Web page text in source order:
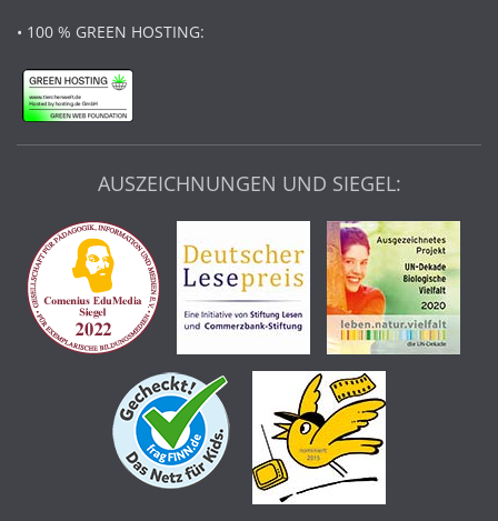
• 100 % GREEN HOSTING:
AUSZEICHNUNGEN UND SIEGEL: